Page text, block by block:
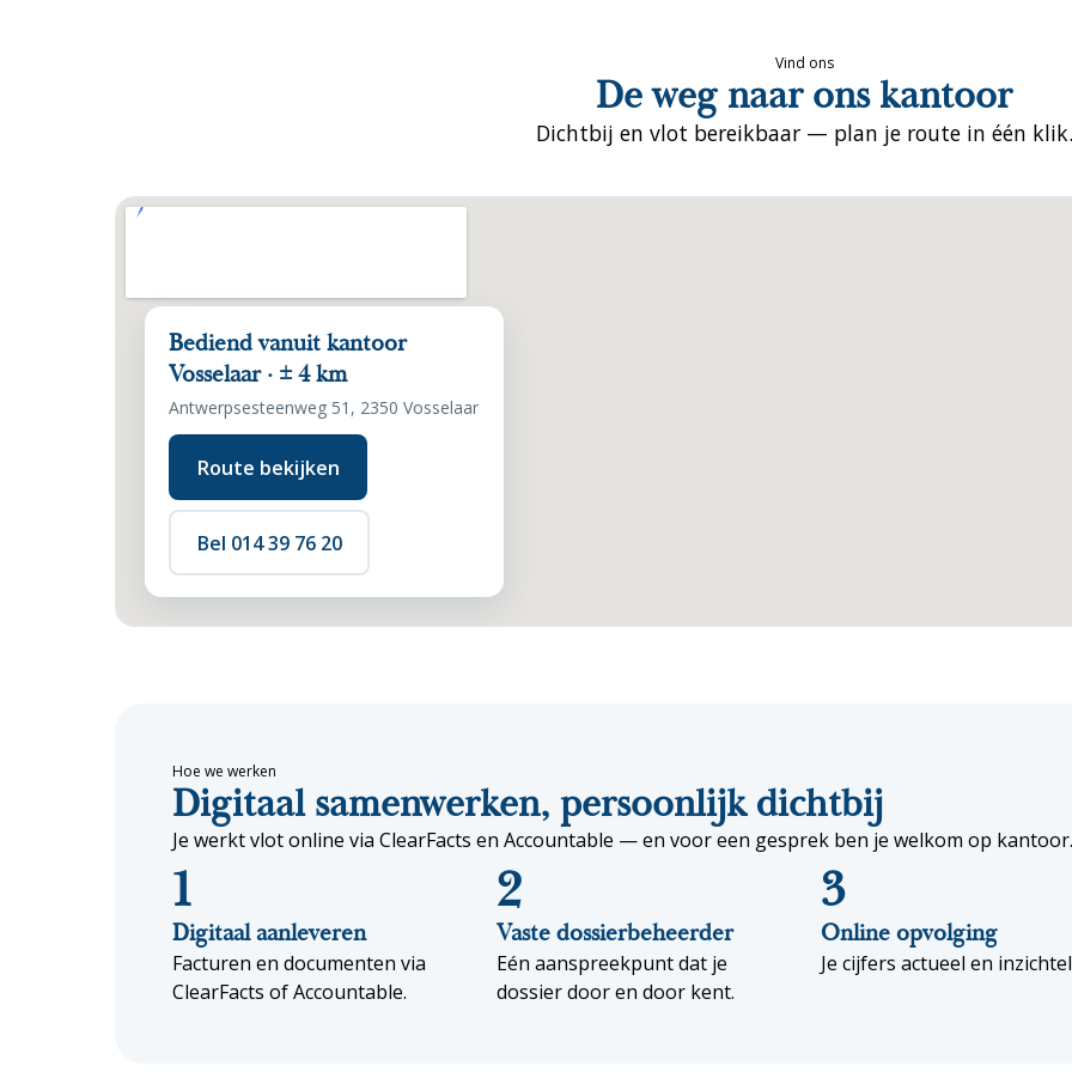
Vind ons
De weg naar ons kantoor
Dichtbij en vlot bereikbaar — plan je route in één klik.
Bediend vanuit kantoor
Vosselaar · ± 4 km
Antwerpsesteenweg 51, 2350 Vosselaar
Route bekijken
Bel 014 39 76 20
Hoe we werken
Digitaal samenwerken, persoonlijk dichtbij
Je werkt vlot online via ClearFacts en Accountable — en voor een gesprek ben je welkom op kantoor.
1
Digitaal aanleveren
Facturen en documenten via
ClearFacts of Accountable.
2
Vaste dossierbeheerder
Eén aanspreekpunt dat je
dossier door en door kent.
3
Online opvolging
Je cijfers actueel en